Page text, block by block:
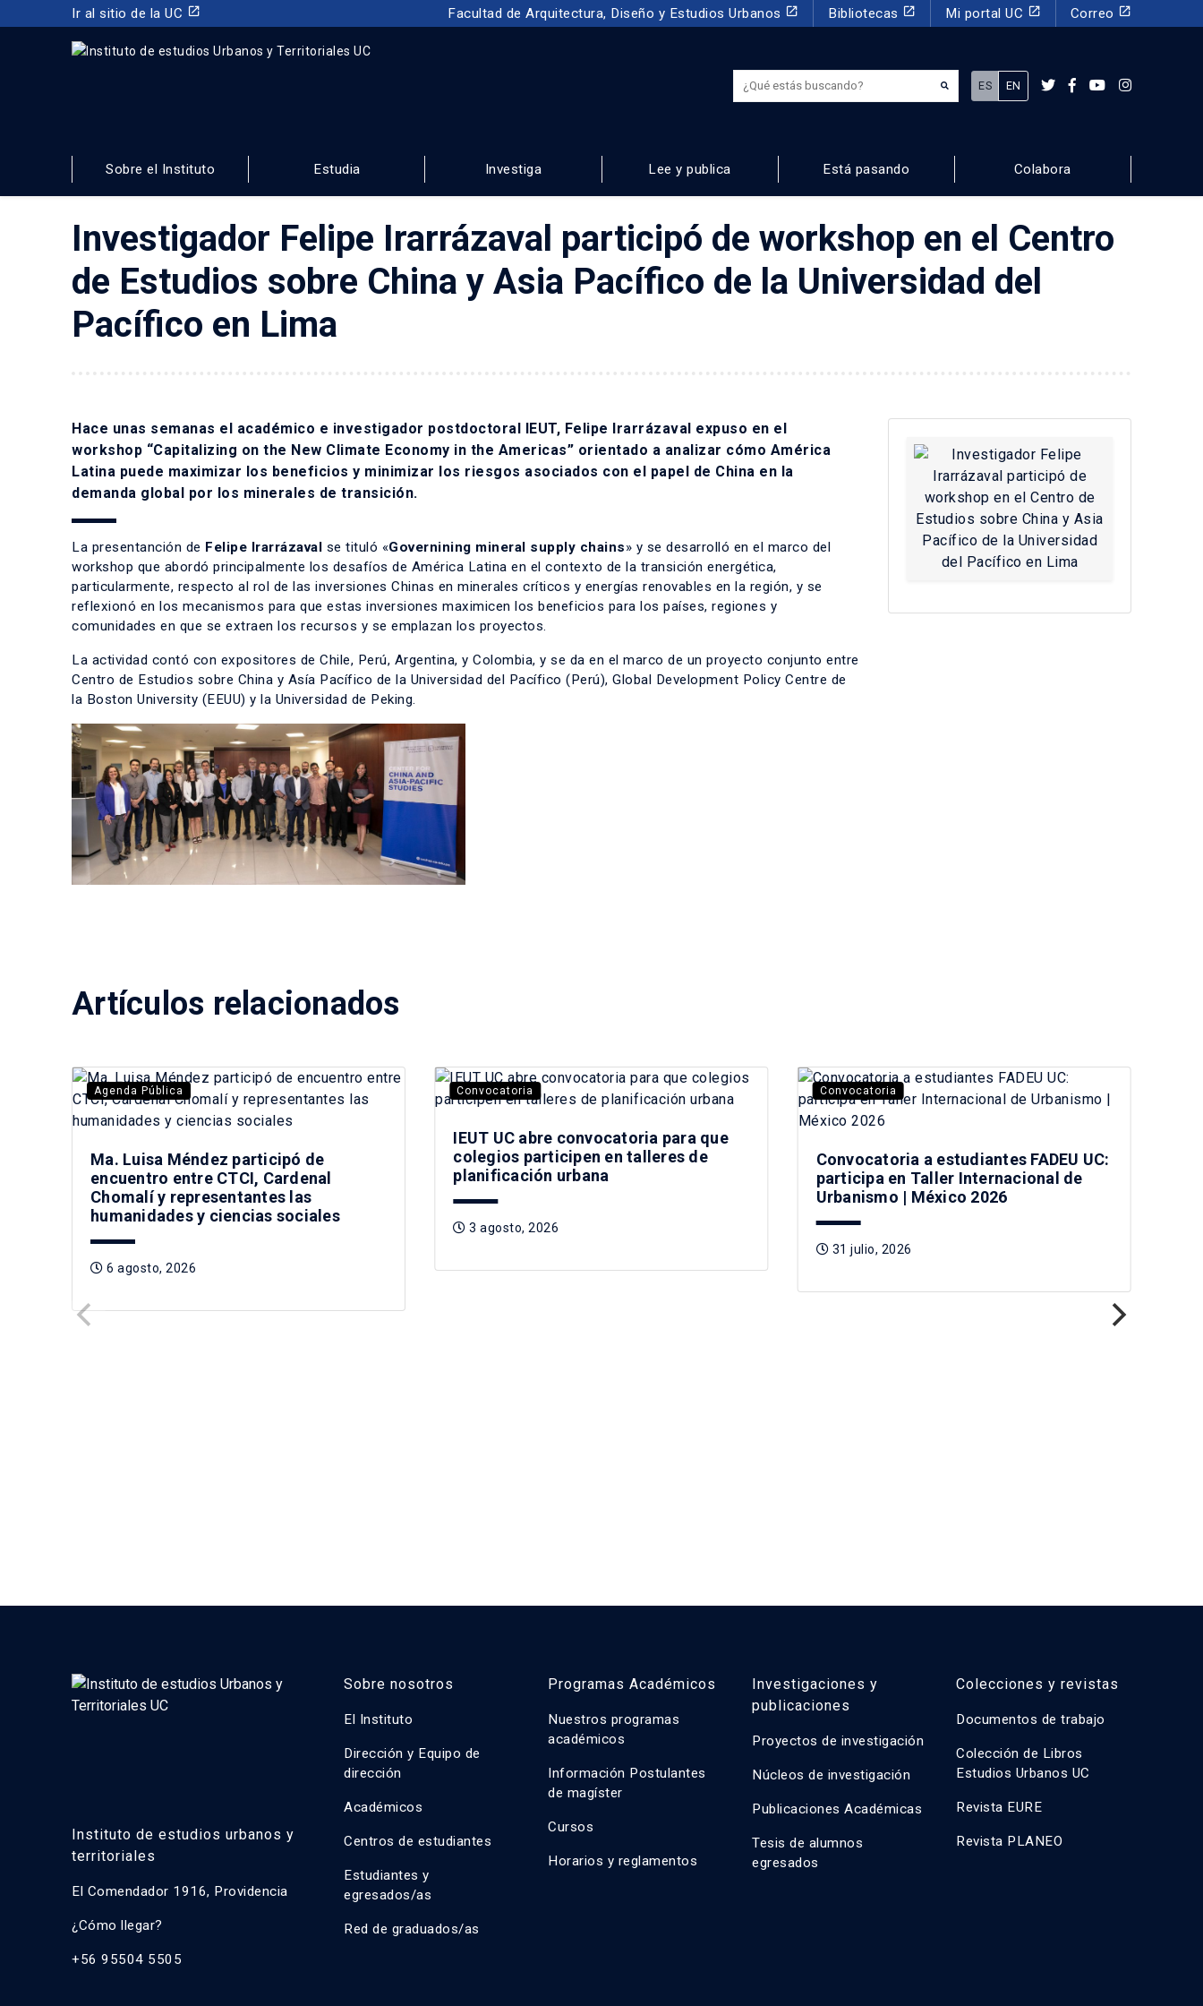
Ir al sitio de la UC launch Facultad de Arquitectura, Diseño y Estudios Urbanos launch Bibliotecas launch Mi portal UC launch Correo launch
Y TERRITORIALES
FACULTAD DE ARQUITECTURA, DISEÑO Y ESTUDIOS URBANOS
¿Qué estás buscando?
ES EN
Sobre el Instituto Estudia Investiga Lee y publica Está pasando Colabora
Investigador Felipe Irarrázaval participó de workshop en el Centro
de Estudios sobre China y Asia Pacífico de la Universidad del
Pacífico en Lima
Hace unas semanas el académico e investigador postdoctoral IEUT, Felipe Irarrázaval expuso en el
workshop “Capitalizing on the New Climate Economy in the Americas” orientado a analizar cómo América
Latina puede maximizar los beneficios y minimizar los riesgos asociados con el papel de China en la
demanda global por los minerales de transición.
La presentanción de Felipe Irarrázaval se tituló «Governining mineral supply chains» y se desarrolló en el marco del
workshop que abordó principalmente los desafíos de América Latina en el contexto de la transición energética,
particularmente, respecto al rol de las inversiones Chinas en minerales críticos y energías renovables en la región, y se
reflexionó en los mecanismos para que estas inversiones maximicen los beneficios para los países, regiones y
comunidades en que se extraen los recursos y se emplazan los proyectos.
La actividad contó con expositores de Chile, Perú, Argentina, y Colombia, y se da en el marco de un proyecto conjunto entre
Centro de Estudios sobre China y Asía Pacífico de la Universidad del Pacífico (Perú), Global Development Policy Centre de
la Boston University (EEUU) y la Universidad de Peking.
Artículos relacionados
Agenda Pública
Ma. Luisa Méndez participó de
encuentro entre CTCI, Cardenal
Chomalí y representantes las
humanidades y ciencias sociales
6 agosto, 2026
Convocatoria
IEUT UC abre convocatoria para que
colegios participen en talleres de
planificación urbana
3 agosto, 2026
Convocatoria
Convocatoria a estudiantes FADEU UC:
participa en Taller Internacional de
Urbanismo | México 2026
31 julio, 2026
Instituto de estudios urbanos y
territoriales
El Comendador 1916, Providencia
¿Cómo llegar?
+56 95504 5505
Sobre nosotros
El Instituto
Dirección y Equipo de
dirección
Académicos
Centros de estudiantes
Estudiantes y
egresados/as
Red de graduados/as
Programas Académicos
Nuestros programas
académicos
Información Postulantes
de magíster
Cursos
Horarios y reglamentos
Investigaciones y
publicaciones
Proyectos de investigación
Núcleos de investigación
Publicaciones Académicas
Tesis de alumnos
egresados
Colecciones y revistas
Documentos de trabajo
Colección de Libros
Estudios Urbanos UC
Revista EURE
Revista PLANEO